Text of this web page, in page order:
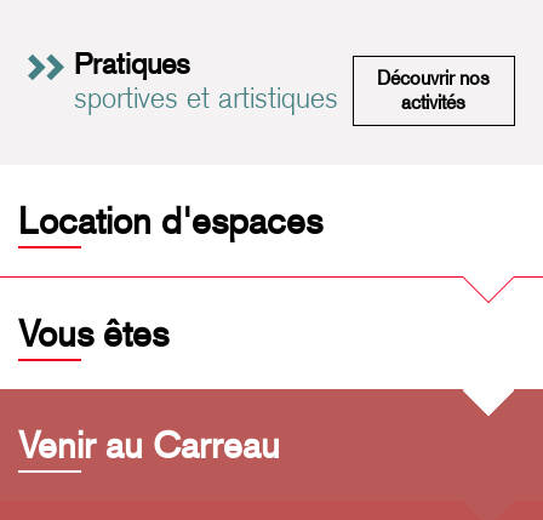
chorégraphique.
Pratiques
sportives et artistiques
Découvrir nos
activités
Location d'espaces
Vous êtes
Venir au Carreau